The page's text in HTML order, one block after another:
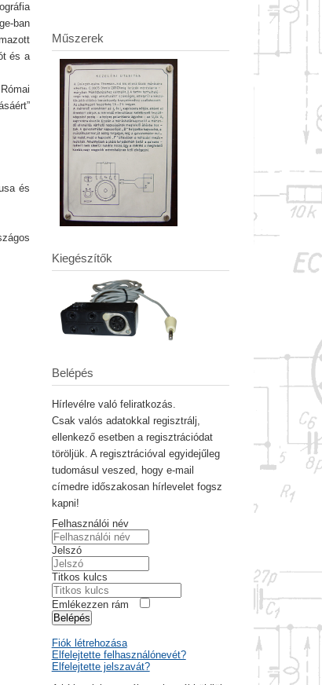
ban
és a
és
Műszerek
Kiegészítők
Belépés
Hírlevélre való feliratkozás.
Csak valós adatokkal regisztrálj,
ellenkező esetben a regisztrációdat
töröljük. A regisztrációval egyidejűleg
tudomásul veszed, hogy e-mail
címedre időszakosan hírlevelet fogsz
kapni!
Felhasználói név
Jelszó
Titkos kulcs
Emlékezzen rám
Belépés
Fiók létrehozása
Elfelejtette felhasználónevét?
Elfelejtette jelszavát?